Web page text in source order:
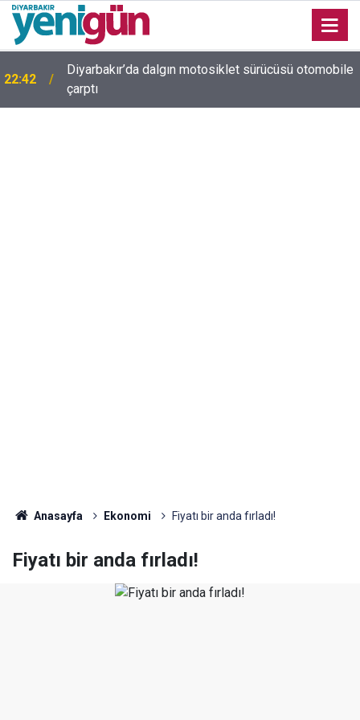
Diyarbakır’da dalgın motosiklet sürücüsü otomobile
çarptı
22:37
Diyarbakır trafiğinde şaşırtan görüntü: Dönüp dönüp
baktılar
Anasayfa Ekonomi Fiyatı bir anda fırladı!
Fiyatı bir anda fırladı!